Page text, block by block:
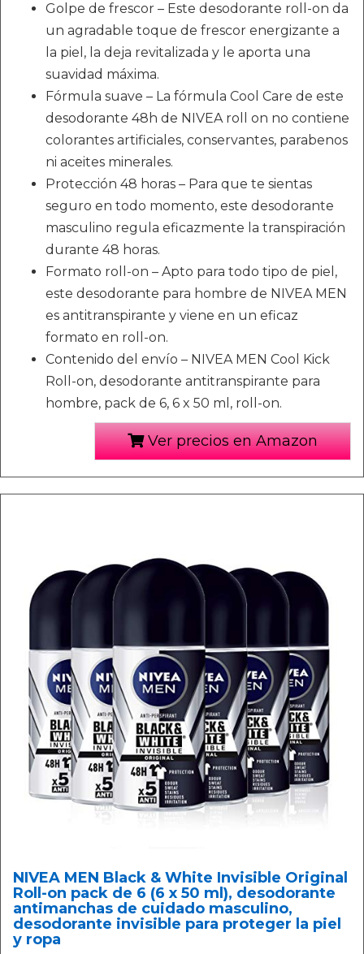
Golpe de frescor – Este desodorante roll-on da
un agradable toque de frescor energizante a
la piel, la deja revitalizada y le aporta una
suavidad máxima.
Fórmula suave – La fórmula Cool Care de este
desodorante 48h de NIVEA roll on no contiene
colorantes artificiales, conservantes, parabenos
ni aceites minerales.
Protección 48 horas – Para que te sientas
seguro en todo momento, este desodorante
masculino regula eficazmente la transpiración
durante 48 horas.
Formato roll-on – Apto para todo tipo de piel,
este desodorante para hombre de NIVEA MEN
es antitranspirante y viene en un eficaz
formato en roll-on.
Contenido del envío – NIVEA MEN Cool Kick
Roll-on, desodorante antitranspirante para
hombre, pack de 6, 6 x 50 ml, roll-on.
Ver precios en Amazon
NIVEA MEN Black & White Invisible Original
Roll-on pack de 6 (6 x 50 ml), desodorante
antimanchas de cuidado masculino,
desodorante invisible para proteger la piel
y ropa